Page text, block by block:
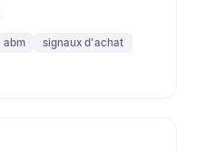
abm
signaux d'achat